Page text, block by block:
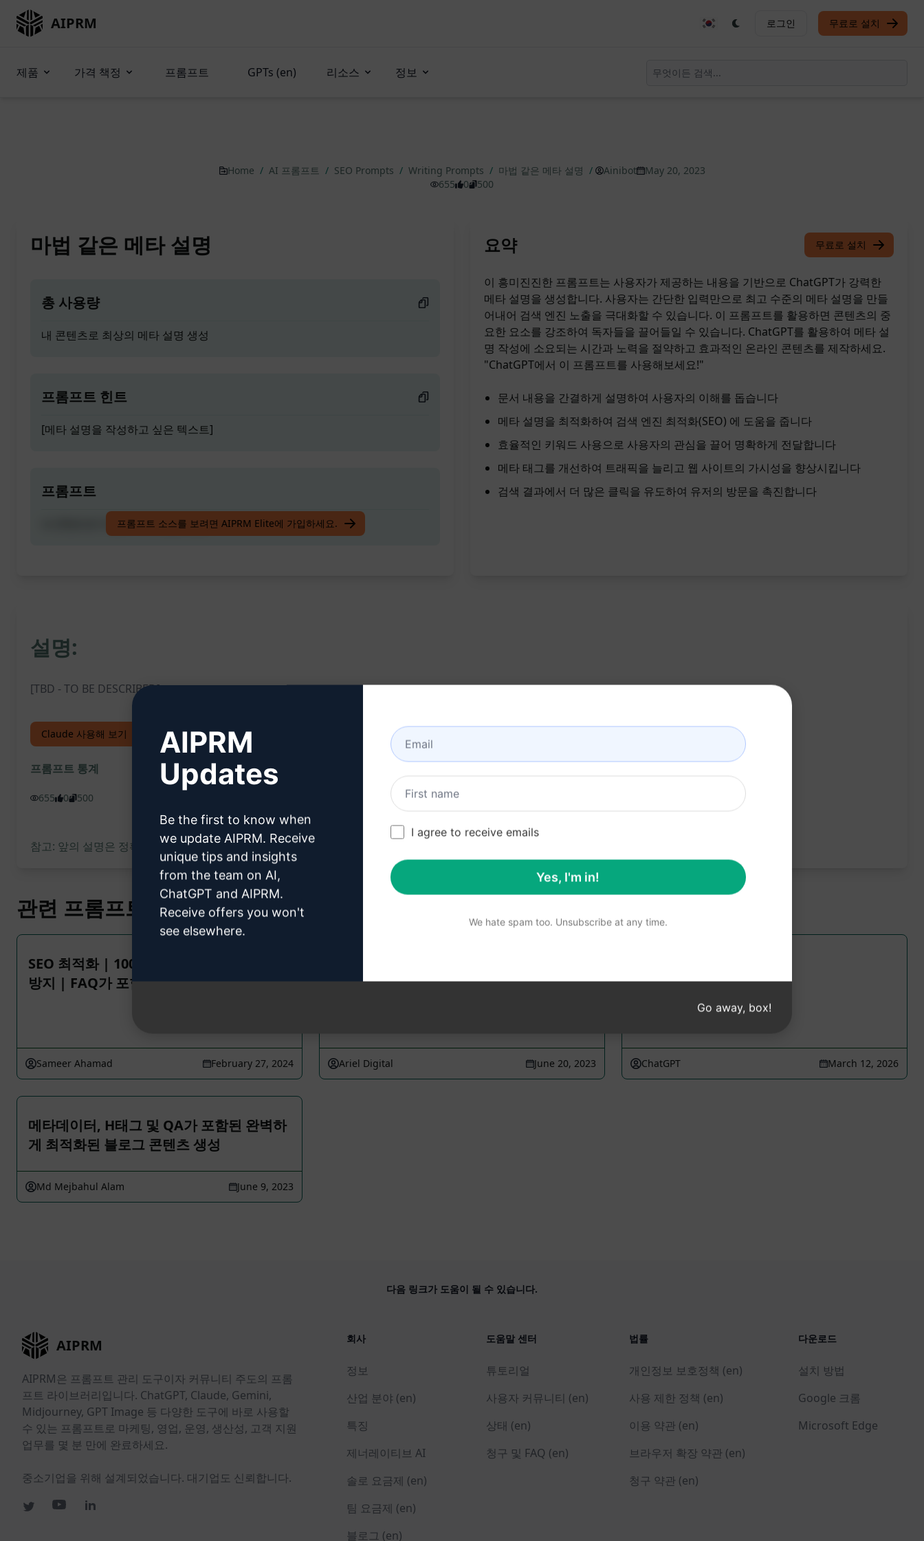
AIPRM 로그인 무료로 설치
제품 가격 책정 프롬프트 GPTs (en) 리소스 정보
Home / AI 프롬프트 / SEO Prompts / Writing Prompts / 마법 같은 메타 설명 / Ainibot
May 20, 2023
655
0 500
마법 같은 메타 설명
총 사용량
내 콘텐츠로 최상의 메타 설명 생성
프롬프트 힌트
[메타 설명을 작성하고 싶은 텍스트]
프롬프트
내 콘텐츠로 최상의 메타 설명 생성
프롬프트 소스를 보려면 AIPRM Elite에 가입하세요.
요약 무료로 설치
이 흥미진진한 프롬프트는 사용자가 제공하는 내용을 기반으로 ChatGPT가 강력한
메타 설명을 생성합니다. 사용자는 간단한 입력만으로 최고 수준의 메타 설명을 만들
어내어 검색 엔진 노출을 극대화할 수 있습니다. 이 프롬프트를 활용하면 콘텐츠의 중
요한 요소를 강조하여 독자들을 끌어들일 수 있습니다. ChatGPT를 활용하여 메타 설
명 작성에 소요되는 시간과 노력을 절약하고 효과적인 온라인 콘텐츠를 제작하세요.
"ChatGPT에서 이 프롬프트를 사용해보세요!"
문서 내용을 간결하게 설명하여 사용자의 이해를 돕습니다
메타 설명을 최적화하여 검색 엔진 최적화(SEO) 에 도움을 줍니다
효율적인 키워드 사용으로 사용자의 관심을 끌어 명확하게 전달합니다
메타 태그를 개선하여 트래픽을 늘리고 웹 사이트의 가시성을 향상시킵니다
검색 결과에서 더 많은 클릭을 유도하여 유저의 방문을 촉진합니다
설명:
[TBD - TO BE DESCRIBED]
Claude 사용해 보기 ChatGPT 체험하기
프롬프트 통계
655 0 500
참고: 앞의 설명은 정확성을 검토하지 않았습니다. 생성되는 내용을 가장 잘 이해하려면 AIPRM을 무료로 설치하여 프롬프트를 사용해 보는 것이 좋습니다.
관련 프롬프트
SEO 최적화 | 100% 인간 작성 | 100% 표절
방지 | FAQ가 포함된 장문 기사
Sameer Ahamad February 27, 2024
안 표를 작성하세요. 사이트맵.xml을 가져
Ariel Digital June 20, 2023 ChatGPT March 12, 2026
메타데이터, H태그 및 QA가 포함된 완벽하
게 최적화된 블로그 콘텐츠 생성
Md Mejbahul Alam June 9, 2023
다음 링크가 도움이 될 수 있습니다.
AIPRM
AIPRM은 프롬프트 관리 도구이자 커뮤니티 주도의 프롬
프트 라이브러리입니다. ChatGPT, Claude, Gemini,
Midjourney, GPT Image 등 다양한 도구에 바로 사용할
수 있는 프롬프트로 마케팅, 영업, 운영, 생산성, 고객 지원
업무를 몇 분 만에 완료하세요.
중소기업을 위해 설계되었습니다. 대기업도 신뢰합니다.
회사
정보
산업 분야 (en)
특징
제너레이티브 AI
솔로 요금제 (en)
팀 요금제 (en)
블로그 (en)
도움말 센터
튜토리얼
사용자 커뮤니티 (en)
상태 (en)
청구 및 FAQ (en)
법률
개인정보 보호정책 (en)
사용 제한 정책 (en)
이용 약관 (en)
브라우저 확장 약관 (en)
청구 약관 (en)
다운로드
설치 방법
Google 크롬
Microsoft Edge
AIPRM
Updates
Be the first to know when
we update AIPRM. Receive
unique tips and insights
from the team on AI,
ChatGPT and AIPRM.
Receive offers you won't
see elsewhere.
I agree to receive emails
Yes, I'm in!
We hate spam too. Unsubscribe at any time.
Go away, box!